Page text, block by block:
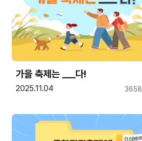
2025.11.04 3658